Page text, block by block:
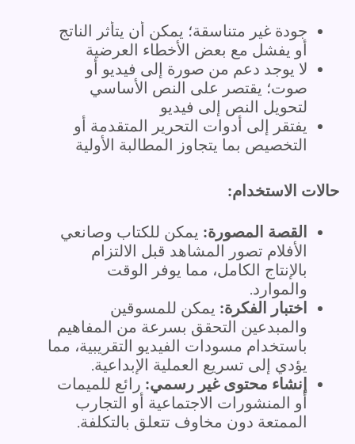
جودة غير متناسقة؛ يمكن أن يتأثر الناتج
أو يفشل مع بعض الأخطاء العرضية
لا يوجد دعم من صورة إلى فيديو أو
صوت؛ يقتصر على النص الأساسي
لتحويل النص إلى فيديو
يفتقر إلى أدوات التحرير المتقدمة أو
التخصيص بما يتجاوز المطالبة الأولية
حالات الاستخدام:
القصة المصورة: يمكن للكتاب وصانعي
الأفلام تصور المشاهد قبل الالتزام
بالإنتاج الكامل، مما يوفر الوقت
والموارد.
اختبار الفكرة: يمكن للمسوقين
والمبدعين التحقق بسرعة من المفاهيم
باستخدام مسودات الفيديو التقريبية، مما
يؤدي إلى تسريع العملية الإبداعية.
إنشاء محتوى غير رسمي: رائع للميمات
أو المنشورات الاجتماعية أو التجارب
الممتعة دون مخاوف تتعلق بالتكلفة.